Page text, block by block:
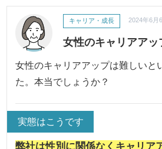
女性のキャリアアッ
キャリア・成長 2024年6月
女性のキャリアアップは難しいと
た。本当でしょうか？
実態はこうです
弊社は性別に関係なくキャリア